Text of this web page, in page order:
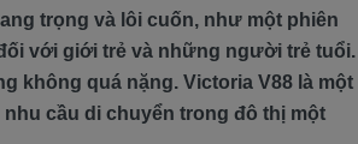
trọng và lôi cuốn, như một phiên
với giới trẻ và những người trẻ tuổi.
không quá nặng. Victoria V88 là một
cầu di chuyển trong đô thị một